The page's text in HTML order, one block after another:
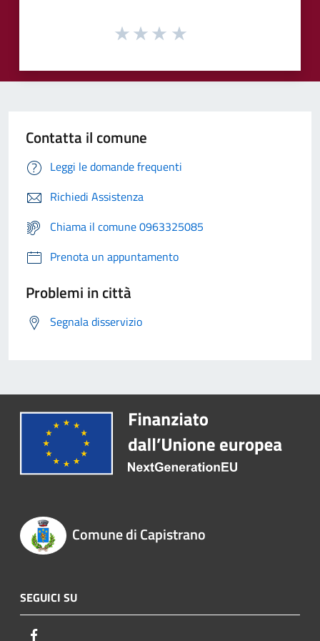
Contatta il comune
Leggi le domande frequenti
Richiedi Assistenza
Chiama il comune 0963325085
Prenota un appuntamento
Problemi in città
Segnala disservizio
Comune di Capistrano
SEGUICI SU